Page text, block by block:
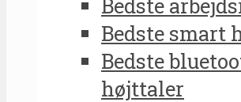
Bedste smart
Bedste
højttaler